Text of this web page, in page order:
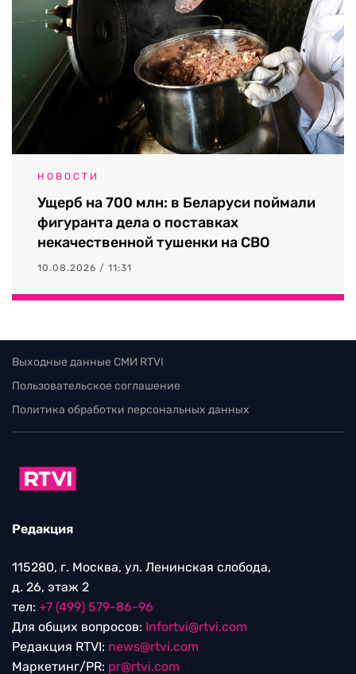
НОВОСТИ
Ущерб на 700 млн: в Беларуси поймали
фигуранта дела о поставках
некачественной тушенки на СВО
10.08.2026 / 11:31
Выходные данные СМИ RTVI
Пользовательское соглашение
Политика обработки персональных данных
Редакция
115280, г. Москва, ул. Ленинская слобода,
д. 26, этаж 2
тел: +7 (499) 579-86-96
Для общих вопросов: Infortvi@rtvi.com
Редакция RTVI: news@rtvi.com
Маркетинг/PR: pr@rtvi.com